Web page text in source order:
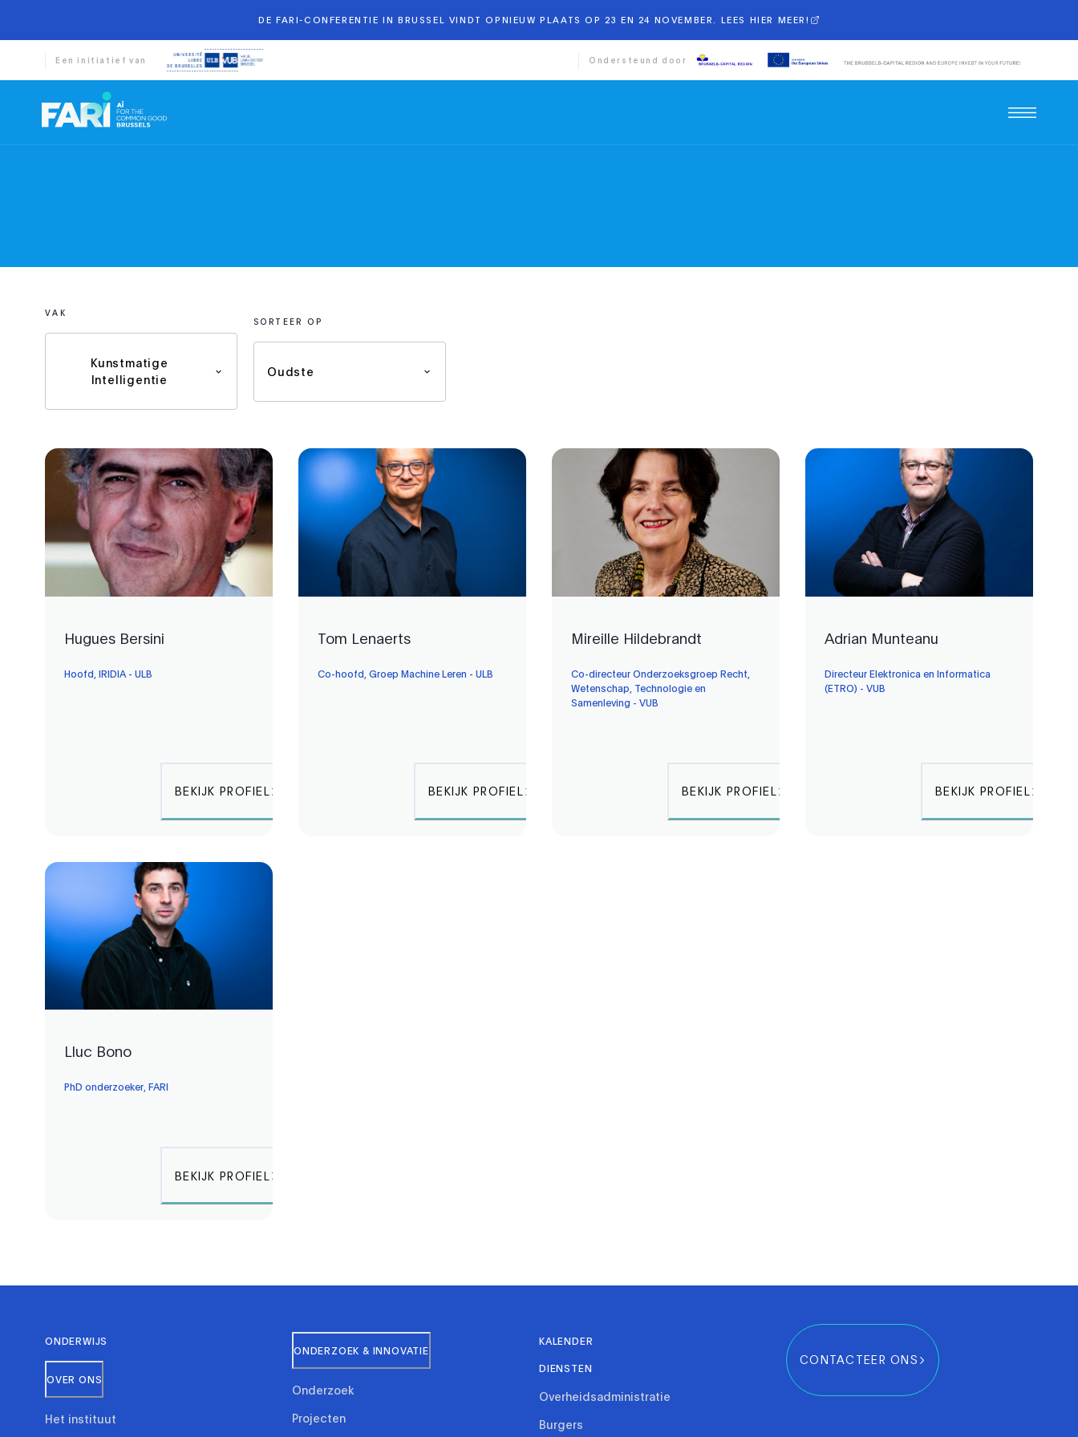
DE FARI-CONFERENTIE IN BRUSSEL VINDT OPNIEUW PLAATS OP 23 EN 24 NOVEMBER. LEES HIER MEER!
Een initiatief van Ondersteund door
VAK
Kunstmatige
Intelligentie
SORTEER OP
Oudste
Hugues Bersini
Hoofd, IRIDIA - ULB
BEKIJK PROFIEL
Tom Lenaerts
Co-hoofd, Groep Machine Leren - ULB
BEKIJK PROFIEL
Mireille Hildebrandt
Co-directeur Onderzoeksgroep Recht,
Wetenschap, Technologie en
Samenleving - VUB
BEKIJK PROFIEL
Adrian Munteanu
Directeur Elektronica en Informatica
(ETRO) - VUB
BEKIJK PROFIEL
Lluc Bono
PhD onderzoeker, FARI
BEKIJK PROFIEL
ONDERWIJS
OVER ONS
Het instituut
ONDERZOEK & INNOVATIE
Onderzoek
Projecten
KALENDER
DIENSTEN
Overheidsadministratie
Burgers
CONTACTEER ONS